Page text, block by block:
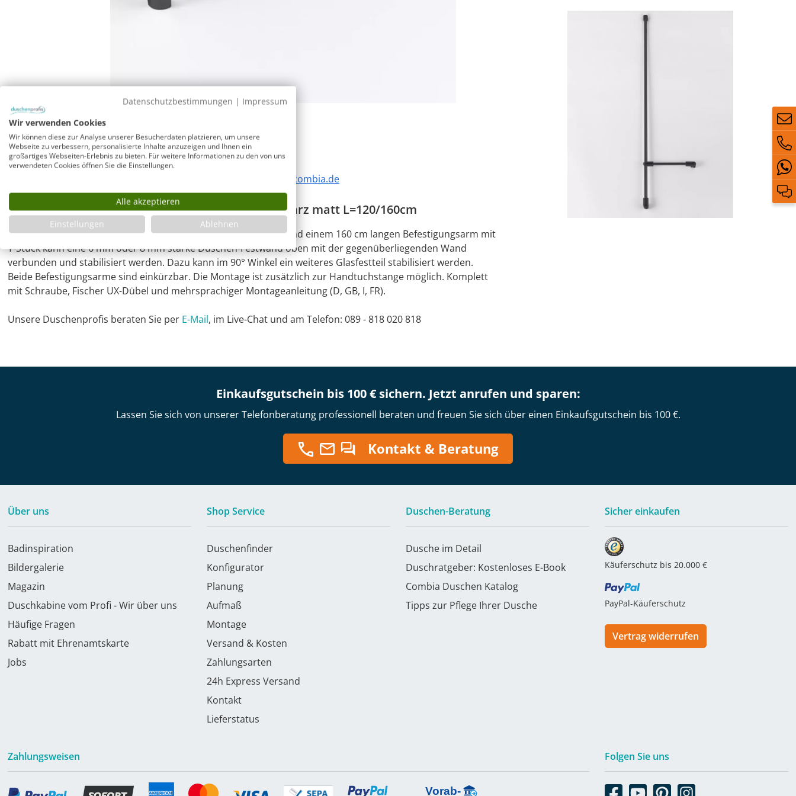
GPSR-Info
info@combia.de
Wandarmset mit T-Stück für 6/8mm Dusche schwarz matt L=120/160cm
Mit diesem Wandarmset bestehend aus einem 120 cm langen und einem 160 cm langen Befestigungsarm mit
T-Stück kann eine 6 mm oder 8 mm starke Duschen-Festwand oben mit der gegenüberliegenden Wand
verbunden und stabilisiert werden. Dazu kann im 90° Winkel ein weiteres Glasfestteil stabilisiert werden.
Beide Befestigungsarme sind einkürzbar. Die Montage ist zusätzlich zur Handtuchstange möglich. Komplett
mit Schraube, Fischer UX-Dübel und mehrsprachiger Montageanleitung (D, GB, I, FR).
Unsere Duschenprofis beraten Sie per E-Mail, im Live-Chat und am Telefon: 089 - 818 020 818
Einkaufsgutschein bis 100 € sichern. Jetzt anrufen und sparen:
Lassen Sie sich von unserer Telefonberatung professionell beraten und freuen Sie sich über einen Einkaufsgutschein bis 100 €.
Kontakt & Beratung
Über uns
Badinspiration
Bildergalerie
Magazin
Duschkabine vom Profi - Wir über uns
Häufige Fragen
Rabatt mit Ehrenamtskarte
Jobs
Shop Service
Duschenfinder
Konfigurator
Planung
Aufmaß
Montage
Versand & Kosten
Zahlungsarten
24h Express Versand
Kontakt
Lieferstatus
Duschen-Beratung
Dusche im Detail
Duschratgeber: Kostenloses E-Book
Combia Duschen Katalog
Tipps zur Pflege Ihrer Dusche
Sicher einkaufen
Käuferschutz bis 20.000 €
PayPal-Käuferschutz
Vertrag widerrufen
Zahlungsweisen Folgen Sie uns
Datenschutzbestimmungen | Impressum
Wir verwenden Cookies
Wir können diese zur Analyse unserer Besucherdaten platzieren, um unsere
Webseite zu verbessern, personalisierte Inhalte anzuzeigen und Ihnen ein
großartiges Webseiten-Erlebnis zu bieten. Für weitere Informationen zu den von uns
verwendeten Cookies öffnen Sie die Einstellungen.
Alle akzeptieren
Einstellungen
Ablehnen